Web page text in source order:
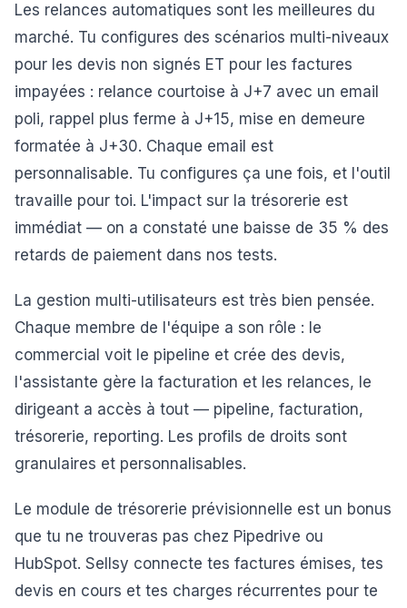
Les relances automatiques sont les meilleures du
marché. Tu configures des scénarios multi-niveaux
pour les devis non signés ET pour les factures
impayées : relance courtoise à J+7 avec un email
poli, rappel plus ferme à J+15, mise en demeure
formatée à J+30. Chaque email est
personnalisable. Tu configures ça une fois, et l'outil
travaille pour toi. L'impact sur la trésorerie est
immédiat — on a constaté une baisse de 35 % des
retards de paiement dans nos tests.
La gestion multi-utilisateurs est très bien pensée.
Chaque membre de l'équipe a son rôle : le
commercial voit le pipeline et crée des devis,
l'assistante gère la facturation et les relances, le
dirigeant a accès à tout — pipeline, facturation,
trésorerie, reporting. Les profils de droits sont
granulaires et personnalisables.
Le module de trésorerie prévisionnelle est un bonus
que tu ne trouveras pas chez Pipedrive ou
HubSpot. Sellsy connecte tes factures émises, tes
devis en cours et tes charges récurrentes pour te